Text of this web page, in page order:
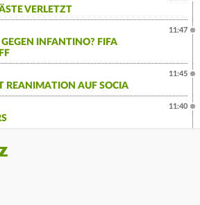
VERLETZT
INFANTINO? FIFA
11:47
REANIMATION AUF SOCIA
11:45
11:40